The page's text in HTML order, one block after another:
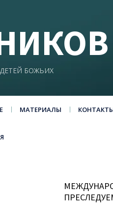
БОЖЬИХ
МАТЕРИАЛЫ